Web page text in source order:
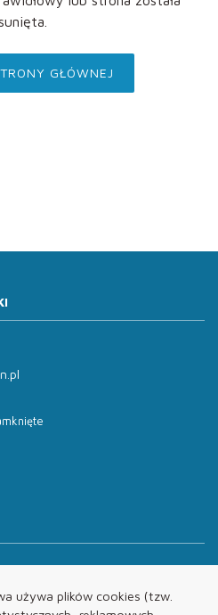
używa plików cookies (tzw.
GŁÓWNEJ